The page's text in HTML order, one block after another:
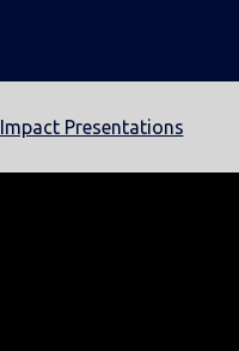
Impact Presentations